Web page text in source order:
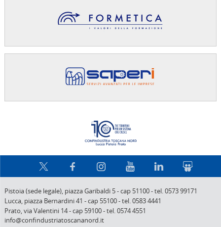
Pistoia (sede legale), piazza Garibaldi 5-cap 51100-tel. 0573 99171
Lucca, piazza Bernardini 41 -cap 55100-tel. 0583 4441
Prato,via Valentini 14-cap 59100-tel. 0574 4551
info@confindustriatoscananord.it